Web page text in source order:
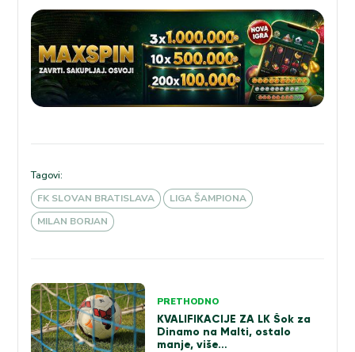
Tagovi:
FK SLOVAN BRATISLAVA
LIGA ŠAMPIONA
MILAN BORJAN
Kretanje
članka
PRETHODNO
KVALIFIKACIJE ZA LK Šok za
Dinamo na Malti, ostalo
manje, više…